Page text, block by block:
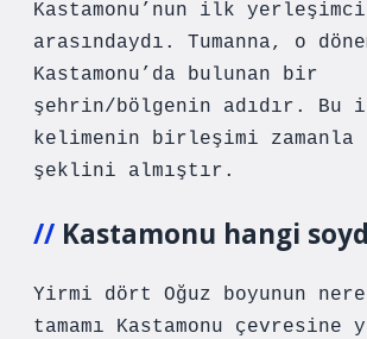
Kastamonu’nun ilk
arasındaydı. Tumanna, o
Kastamonu’da bulunan bir
şehrin/bölgenin adıdır. Bu
kelimenin birleşimi zamanla
şeklini almıştır.
Kastamonu hangi
Yirmi dört Oğuz boyunun
tamamı Kastamonu